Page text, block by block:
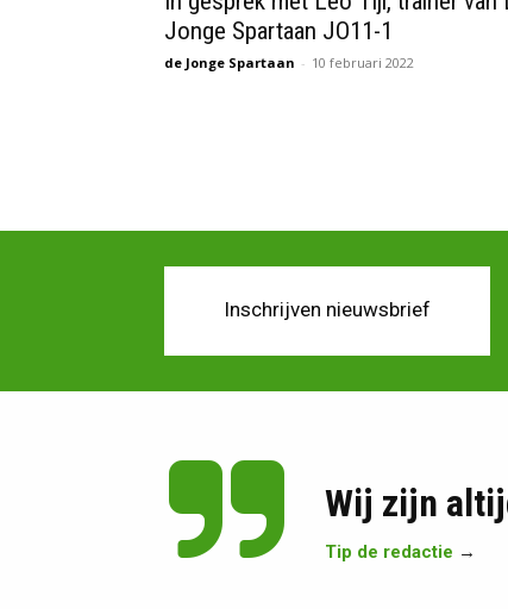
Jonge Spartaan JO11-1
de Jonge Spartaan - 10 februari 2022
Inschrijven nieuwsbrief
Wij zijn
Tip de redactie →